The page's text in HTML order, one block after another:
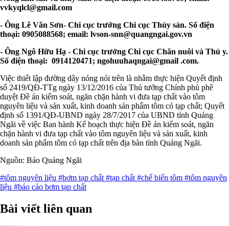
vvkyqlcl@gmail.com
- Ông Lê Văn Sơn- Chi cục trưởng Chi cục Thủy sản. Số điện
thoại: 0905088568; email: lvson-snn@quangngai.gov.vn
- Ông Ngô Hữu Hạ - Chi cục trưởng Chi cục Chăn nuôi và Thú y.
Số điện thoại: 0914120471; ngohuuhaqngai@gmail .com.
Việc thiết lập đường dây nóng nói trên là nhằm thực hiện Quyết định
số 2419/QĐ-TTg ngày 13/12/2016 của Thủ tướng Chính phủ phê
duyệt Đề án kiểm soát, ngăn chặn hành vi đưa tạp chất vào tôm
nguyên liệu và sản xuất, kinh doanh sản phẩm tôm có tạp chất; Quyết
định số 1391/QĐ-UBND ngày 28/7/2017 của UBND tỉnh Quảng
Ngãi về việc Ban hành Kế hoạch thực hiện Đề án kiểm soát, ngăn
chặn hành vi đưa tạp chất vào tôm nguyên liệu và sản xuất, kinh
doanh sản phẩm tôm có tạp chất trên địa bàn tỉnh Quảng Ngãi.
Nguồn: Báo Quảng Ngãi
#tôm nguyên liệu #bơm tạp chất #tạp chất #chế biến tôm #tôm nguyên
liệu #báo cáo bơm tạp chất
Bài viết liên quan